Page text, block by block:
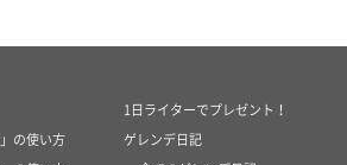
の使い方
1日ライターでプレゼント！
ゲレンデ日記